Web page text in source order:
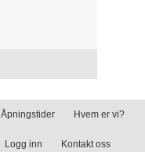
Åpningstider Hvem er vi?
Logg inn Kontakt oss